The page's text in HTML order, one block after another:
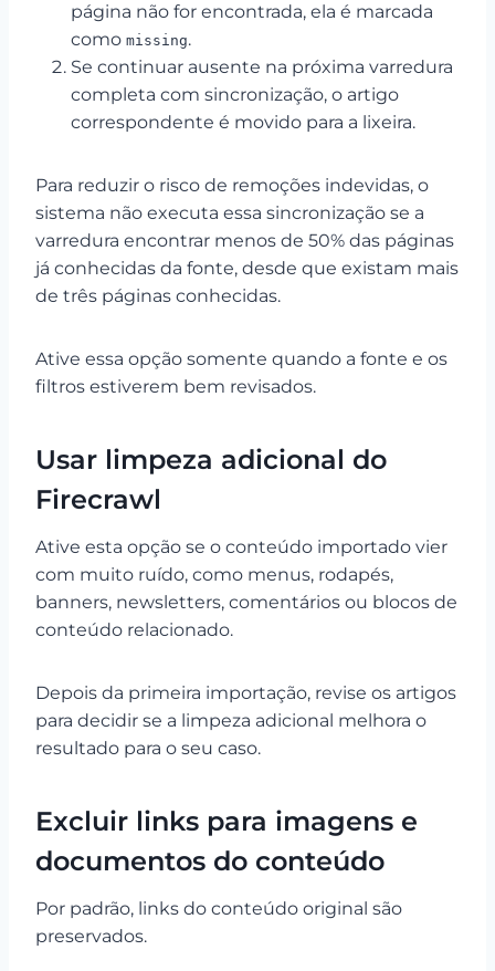
página não for encontrada, ela é marcada
como missing.
Se continuar ausente na próxima varredura
completa com sincronização, o artigo
correspondente é movido para a lixeira.
Para reduzir o risco de remoções indevidas, o
sistema não executa essa sincronização se a
varredura encontrar menos de 50% das páginas
já conhecidas da fonte, desde que existam mais
de três páginas conhecidas.
Ative essa opção somente quando a fonte e os
filtros estiverem bem revisados.
Usar limpeza adicional do
Firecrawl
Ative esta opção se o conteúdo importado vier
com muito ruído, como menus, rodapés,
banners, newsletters, comentários ou blocos de
conteúdo relacionado.
Depois da primeira importação, revise os artigos
para decidir se a limpeza adicional melhora o
resultado para o seu caso.
Excluir links para imagens e
documentos do conteúdo
Por padrão, links do conteúdo original são
preservados.